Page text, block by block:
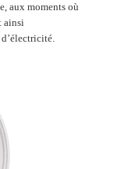
aux moments où
ainsi